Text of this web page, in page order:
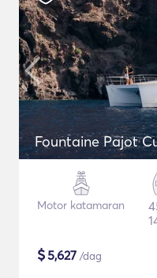
Fountaine Pajot
Motor katamaran
$5,627 /dag